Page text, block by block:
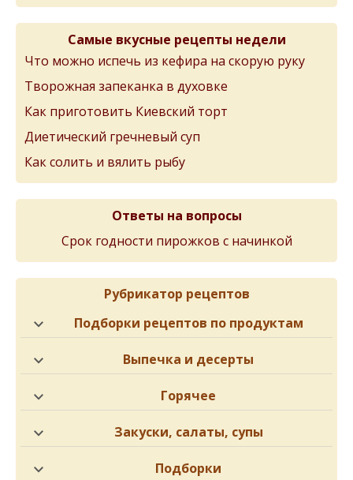
Самые вкусные рецепты недели
Что можно испечь из кефира на скорую руку
Творожная запеканка в духовке
Как приготовить Киевский торт
Диетический гречневый суп
Как солить и вялить рыбу
Ответы на вопросы
Срок годности пирожков с начинкой
Рубрикатор рецептов
Подборки рецептов по продуктам
Выпечка и десерты
Горячее
Закуски, салаты, супы
Подборки